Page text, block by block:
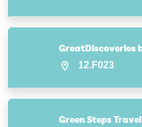
12.F023
Green Steps Travel